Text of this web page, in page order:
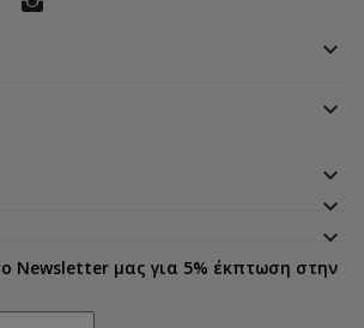
keyboard_arrow_down
keyboard_arrow_down
keyboard_arrow_down
keyboard_arrow_down
keyboard_arrow_down
Newsletter μας για 5% έκπτωση στην